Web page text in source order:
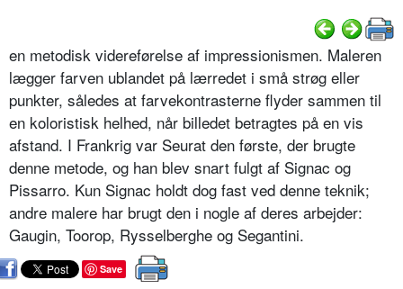
en metodisk videreførelse af impressionismen. Maleren
lægger farven ublandet på lærredet i små strøg eller
punkter, således at farvekontrasterne flyder sammen til
en koloristisk helhed, når billedet betragtes på en vis
afstand. I Frankrig var Seurat den første, der brugte
denne metode, og han blev snart fulgt af Signac og
Pissarro. Kun Signac holdt dog fast ved denne teknik;
andre malere har brugt den i nogle af deres arbejder:
Gaugin, Toorop, Rysselberghe og Segantini.
Save